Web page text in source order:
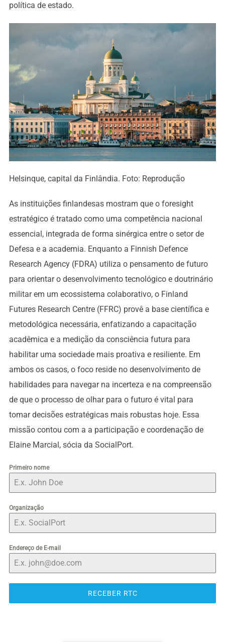
política de estado.
Helsinque, capital da Finlândia. Foto: Reprodução
As instituições finlandesas mostram que o foresight
estratégico é tratado como uma competência nacional
essencial, integrada de forma sinérgica entre o setor de
Defesa e a academia. Enquanto a Finnish Defence
Research Agency (FDRA) utiliza o pensamento de futuro
para orientar o desenvolvimento tecnológico e doutrinário
militar em um ecossistema colaborativo, o Finland
Futures Research Centre (FFRC) provê a base científica e
metodológica necessária, enfatizando a capacitação
acadêmica e a medição da consciência futura para
habilitar uma sociedade mais proativa e resiliente. Em
ambos os casos, o foco reside no desenvolvimento de
habilidades para navegar na incerteza e na compreensão
de que o processo de olhar para o futuro é vital para
tomar decisões estratégicas mais robustas hoje. Essa
missão contou com a a participação e coordenação de
Elaine Marcial, sócia da SocialPort.
Primeiro nome
Organização
Endereço de E-mail
RECEBER RTC